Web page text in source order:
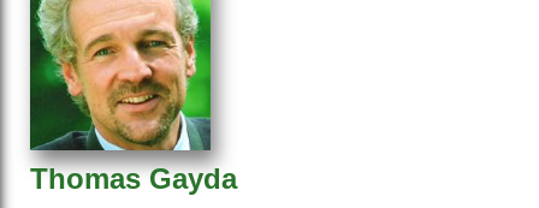
Thomas Gayda